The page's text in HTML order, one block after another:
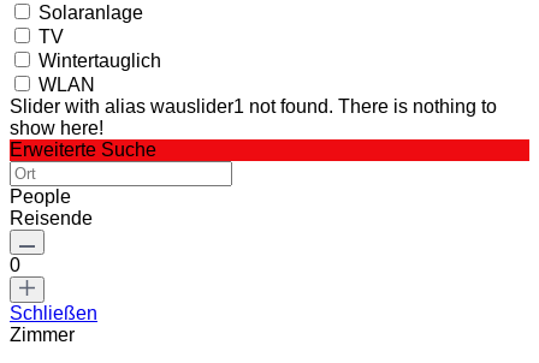
Solaranlage
TV
Wintertauglich
WLAN
Slider with alias wauslider1 not found. There is nothing to
show here!
Erweiterte Suche
People
Reisende
0
Schließen
Zimmer